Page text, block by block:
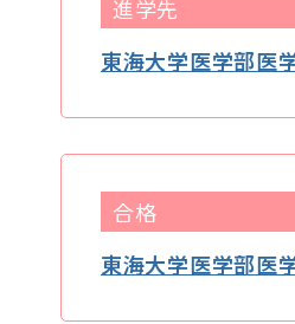
進学先
東海大学医学部医
合格
東海大学医学部医